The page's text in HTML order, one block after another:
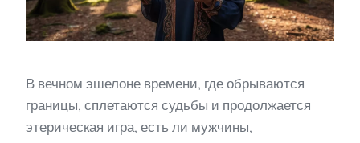
В вечном эшелоне времени, где обрываются
границы, сплетаются судьбы и продолжается
этерическая игра, есть ли мужчины,